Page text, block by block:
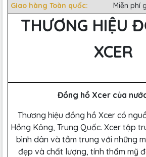
Giao hàng Toàn quốc:
Miễn phí
THƯƠNG HIỆU
XCER
Đồng hồ Xcer của
Thương hiệu đồng hồ Xcer có
Hồng Kông, Trung Quốc. Xcer tập
bình dân và tầm trung với những
đẹp và chất lượng, tính thẩm mỹ